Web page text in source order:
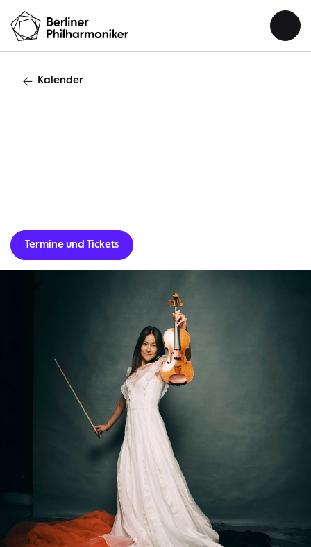
Kalender
Termine und Tickets